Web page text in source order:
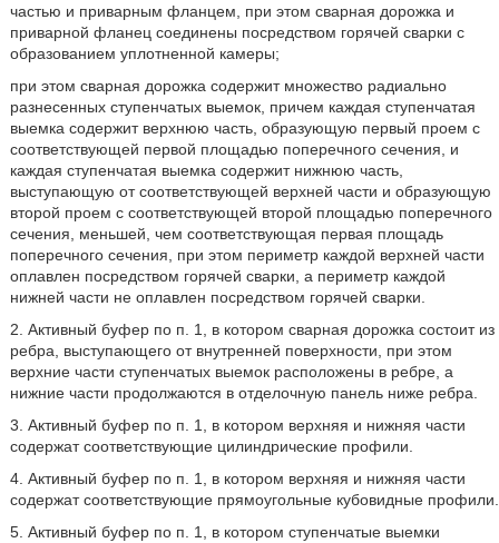
частью и приварным фланцем, при этом сварная дорожка и
приварной фланец соединены посредством горячей сварки с
образованием уплотненной камеры;
при этом сварная дорожка содержит множество радиально
разнесенных ступенчатых выемок, причем каждая ступенчатая
выемка содержит верхнюю часть, образующую первый проем с
соответствующей первой площадью поперечного сечения, и
каждая ступенчатая выемка содержит нижнюю часть,
выступающую от соответствующей верхней части и образующую
второй проем с соответствующей второй площадью поперечного
сечения, меньшей, чем соответствующая первая площадь
поперечного сечения, при этом периметр каждой верхней части
оплавлен посредством горячей сварки, а периметр каждой
нижней части не оплавлен посредством горячей сварки.
2. Активный буфер по п. 1, в котором сварная дорожка состоит из
ребра, выступающего от внутренней поверхности, при этом
верхние части ступенчатых выемок расположены в ребре, а
нижние части продолжаются в отделочную панель ниже ребра.
3. Активный буфер по п. 1, в котором верхняя и нижняя части
содержат соответствующие цилиндрические профили.
4. Активный буфер по п. 1, в котором верхняя и нижняя части
содержат соответствующие прямоугольные кубовидные профили.
5. Активный буфер по п. 1, в котором ступенчатые выемки